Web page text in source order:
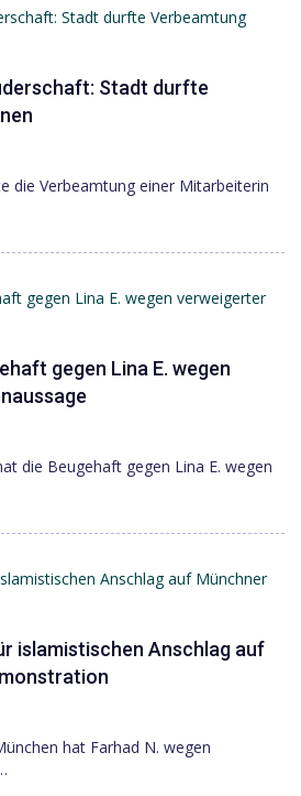
Stadt durfte
die Verbeamtung einer Mitarbeiterin
gegen Lina E. wegen
die Beugehaft gegen Lina E. wegen
islamistischen Anschlag auf
hat Farhad N. wegen